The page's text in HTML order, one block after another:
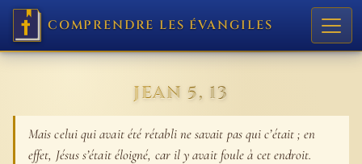
COMPRENDRE LES ÉVANGILES
JEAN 5, 13
Mais celui qui avait été rétabli ne savait pas qui c’était ; en
effet, Jésus s’était éloigné, car il y avait foule à cet endroit.